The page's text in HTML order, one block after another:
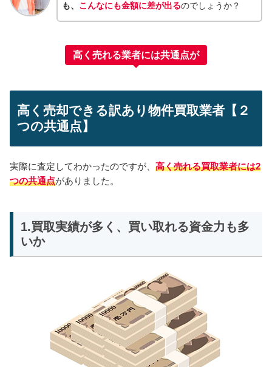
も、 こんなにも金額に差が出るのでしょうか？
高く売れる業者には共通点が
高く売却できる訳あり物件買取業者【２
つの共通点】
実際に査定してわかったのですが、 高く売れる買取業者には2
つの共通点がありました。
1.買取実績が多く、買い取れる資金力も多
いか